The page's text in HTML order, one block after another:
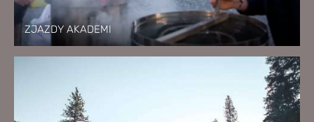
ZJAZDY AKADEMI